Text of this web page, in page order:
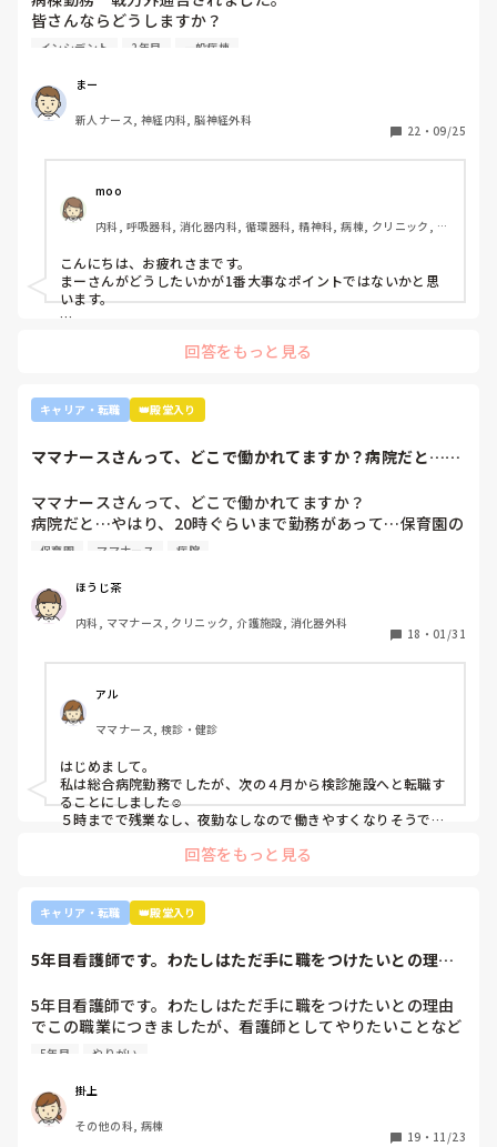
皆さんならどうしますか？
2年目です。1年目はゆるい部署にいましたが、人間関係が原
からの人間関係は良好です。
ですが、異動してから薬剤に関するインシデントを4件ほど
起こし、優先順位や多重課題ができていないのでは？という
い』『一人を持って看護のつながりを持って』ということで
受け持ち1人になりました。
複数受け持ちに戻るよう、1ヶ月間1年目のように勉強したり
と業務に臨んできました。
そして最近師長さんに『君は病棟勤務よりも外来とか健診セ
ンターとかのほうがいいのでは？ウチの部署もスタッフが足
りないから育てる余裕が足りない。前向きに捉えて看護師は
いろんな働き方あるよ』と部署は決まってませんが、異動確
り、看護のつながりが無かったことは自分でも反省していま
すし、今後成長させていきたいなと思っています。
いないです。
るかな？』『自分ならそこまでされたら辞めるよ』とのこ
と。
師長さんの言ってることも確かに理解できますが
てないですし、病棟での臨床経験を積んで学んでいきたいと
気持ちがあります。
・転職する
インシデント 2年目 一般病棟
まー
新人ナース, 神経内科, 脳神経外科
22 ・ 09/25
moo
内科, 呼吸器科, 消化器内科, 循環器科, 精神科, 病棟, クリニック, リ
こんにちは、お疲れさまです。
まーさんがどうしたいかが1番大事なポイントではないかと思
います。
アややることが多くて忙しくても、人間関係は良好でも、どう
外来や検診センターは、また病棟とは全然違う業務になるの
で、病棟での臨床経験を積みたい気持ちがあるのであれば、ご
きな病院だとどうしても異動で行きたくない場所に行かされて
病院も規模やいろいろ取り組んでいることが違うので、探して
みるとおもしろいですよ。ただ、転職するなら3年は基礎をつ
けてもいいのかなと思います。中途採用は即戦力を期待されま
回答をもっと見る
キャリア・転職 👑殿堂入り
ママナースさんって、どこで働かれてますか？病院だと…や
ママナースさんって、どこで働かれてますか？
病院だと…やはり、20時ぐらいまで勤務があって…保育園の
お迎えが間に合わないことが多くて…
保育園 ママナース 病院
ほうじ茶
内科, ママナース, クリニック, 介護施設, 消化器外科
18 ・ 01/31
アル
ママナース, 検診・健診
はじめまして。
私は総合病院勤務でしたが、次の４月から検診施設へと転職す
ることにしました☺️
５時までで残業なし、夜勤なしなので働きやすくなりそうです
回答をもっと見る
キャリア・転職 👑殿堂入り
5年目看護師です。わたしはただ手に職をつけたいとの理由
5年目看護師です。わたしはただ手に職をつけたいとの理由
でこの職業につきましたが、看護師としてやりたいことなど
あまり考えたことがなく、ただ言われたことをやっているよ
続けてしまっています。
みなさんはどういったきっかけで看護師を目指したり、今の
科についていたりしますか？
5年目 やりがい
掛上
その他の科, 病棟
19 ・ 11/23